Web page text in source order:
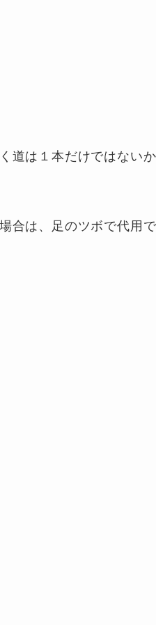
道は１本だけではないか
合は、足のツボで代用で